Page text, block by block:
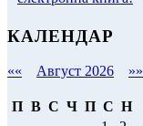
КАЛЕНДАР
«« Август 2026 »»
П В С Ч П С Н